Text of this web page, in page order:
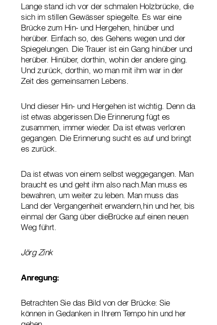
Lange stand ich vor der schmalen Holzbrücke, die
sich im stillen Gewässer spiegelte. Es war eine
Brücke zum Hin- und Hergehen, hinüber und
herüber. Einfach so, des Gehens wegen und der
Spiegelungen. Die Trauer ist ein Gang hinüber und
herüber. Hinüber, dorthin, wohin der andere ging.
Und zurück, dorthin, wo man mit ihm war in der
Zeit des gemeinsamen Lebens.
Und dieser Hin- und Hergehen ist wichtig. Denn da
ist etwas abgerissen.Die Erinnerung fügt es
zusammen, immer wieder. Da ist etwas verloren
gegangen. Die Erinnerung sucht es auf und bringt
es zurück.
Da ist etwas von einem selbst weggegangen. Man
braucht es und geht ihm also nach.Man muss es
bewahren, um weiter zu leben. Man muss das
Land der Vergangenheit erwandern,hin und her, bis
einmal der Gang über dieBrücke auf einen neuen
Weg führt.
Jörg Zink
Anregung:
Betrachten Sie das Bild von der Brücke: Sie
können in Gedanken in Ihrem Tempo hin und her